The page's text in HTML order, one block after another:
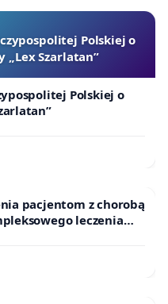
Polskiej o
„Lex Szarlatan”
Polskiej o
pacjentom z chorobą
leczenia